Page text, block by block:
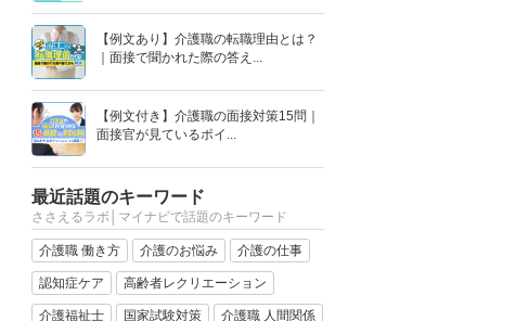
【例文あり】介護職の転職理由とは？
｜面接で聞かれた際の答え...
【例文付き】介護職の面接対策15問｜
面接官が見ているポイ...
最近話題のキーワード
ささえるラボ│マイナビで話題のキーワード
介護職 働き方 介護のお悩み 介護の仕事
認知症ケア 高齢者レクリエーション
介護福祉士 国家試験対策 介護職 人間関係